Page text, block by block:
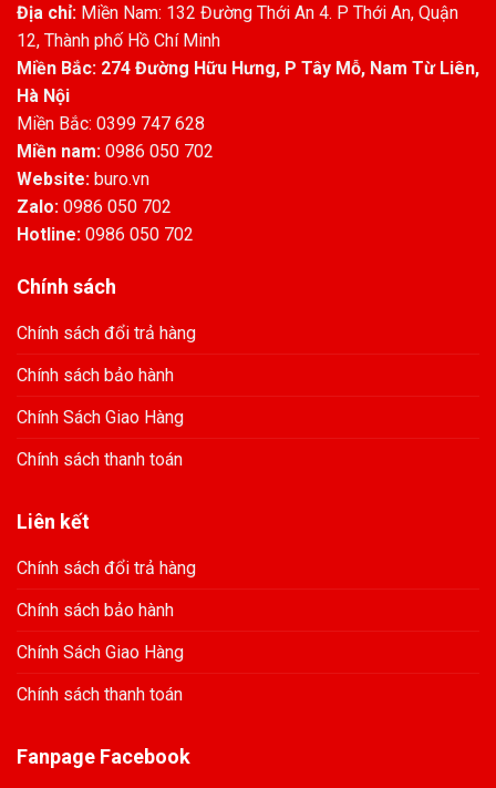
Địa chỉ: Miền Nam: 132 Đường Thới An 4. P Thới An, Quận
12, Thành phố Hồ Chí Minh
Miền Bắc: 274 Đường Hữu Hưng, P Tây Mỗ, Nam Từ Liên,
Hà Nội
Miền Bắc: 0399 747 628
Miền nam: 0986 050 702
Website: buro.vn
Zalo: 0986 050 702
Hotline: 0986 050 702
Chính sách
Chính sách đổi trả hàng
Chính sách bảo hành
Chính Sách Giao Hàng
Chính sách thanh toán
Liên kết
Chính sách đổi trả hàng
Chính sách bảo hành
Chính Sách Giao Hàng
Chính sách thanh toán
Fanpage Facebook